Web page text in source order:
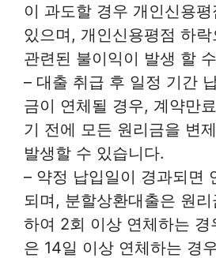
이 과도할 경우 개인신용
있으며, 개인신용평점 하
관련된 불이익이 발생 할
– 대출 취급 후 일정 기간
금이 연체될 경우, 계약만
기 전에 모든 원리금을 변
발생할 수 있습니다.
– 약정 납입일이 경과되면
되며, 분할상환대출은 원
하여 2회 이상 연체하는 경
은 14일 이상 연체하는 경